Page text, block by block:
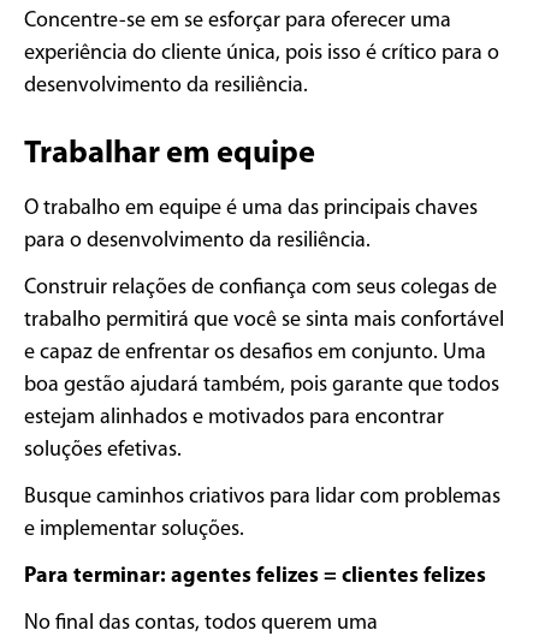
Concentre-se em se esforçar para oferecer uma
experiência do cliente única, pois isso é crítico para o
desenvolvimento da resiliência.
Trabalhar em equipe
O trabalho em equipe é uma das principais chaves
para o desenvolvimento da resiliência.
Construir relações de confiança com seus colegas de
trabalho permitirá que você se sinta mais confortável
e capaz de enfrentar os desafios em conjunto. Uma
boa gestão ajudará também, pois garante que todos
estejam alinhados e motivados para encontrar
soluções efetivas.
Busque caminhos criativos para lidar com problemas
e implementar soluções.
Para terminar: agentes felizes = clientes felizes
No final das contas, todos querem uma